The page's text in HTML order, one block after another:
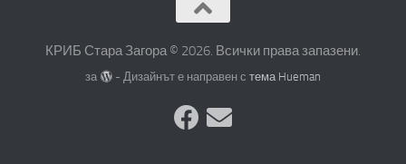
КРИБ Стара Загора © 2026. Всички права запазени.
за - Дизайнът е направен с тема Hueman